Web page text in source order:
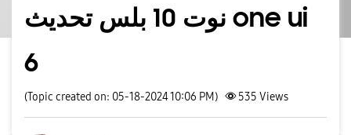
نوت 10 بلس تحديث one ui
6
(Topic created on: 05-18-2024 10:06 PM) 535 Views